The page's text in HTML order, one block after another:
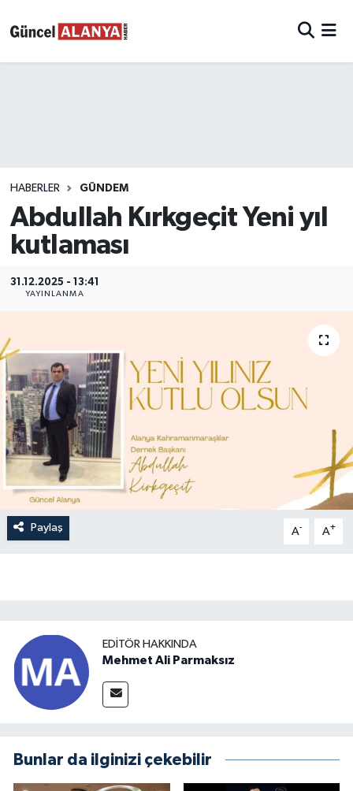
HABERLER GÜNDEM
Abdullah Kırkgeçit Yeni yıl
kutlaması
31.12.2025 - 13:41
YAYINLANMA
Paylaş A- A+
EDITÖR HAKKINDA
Mehmet Ali Parmaksız
Bunlar da ilginizi çekebilir